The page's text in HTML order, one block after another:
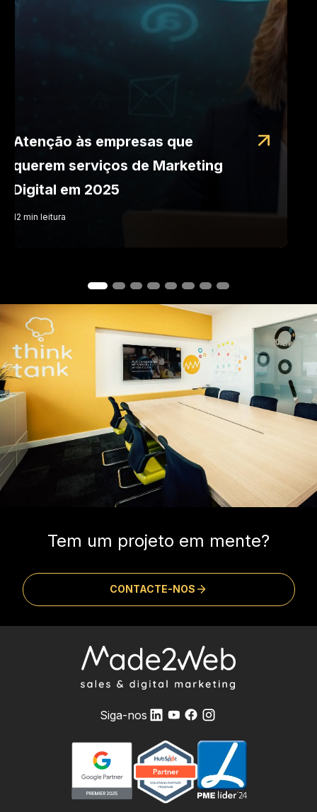
Atenção às empresas que
querem serviços de Marketing
Digital em 2025
12 min leitura
Siga-nos
Tem um projeto em mente?
CONTACTE-NOS